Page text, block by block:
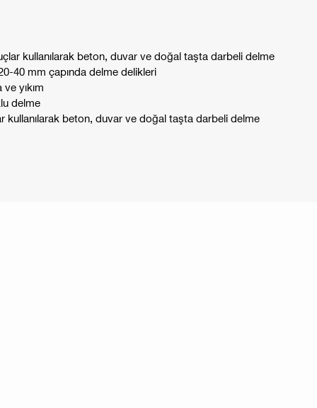
kullanılarak beton, duvar ve doğal taşta darbeli delme
40 mm çapında delme delikleri
yıkım
delme
kullanılarak beton, duvar ve doğal taşta darbeli delme